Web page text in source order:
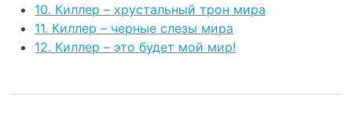
10. Киллер – хрустальный трон мира
11. Киллер – черные слезы мира
12. Киллер – это будет мой мир!